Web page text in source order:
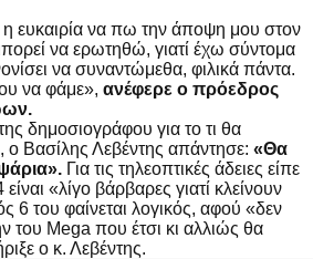
ευκαιρία να πω την άποψη μου στον
να ερωτηθώ, γιατί έχω σύντομα
να συναντώμεθα, φιλικά πάντα.
να φάμε», ανέφερε ο πρόεδρος
δημοσιογράφου για το τι θα
ο Βασίλης Λεβέντης απάντησε: «Θα
Για τις τηλεοπτικές άδειες είπε
«λίγο βάρβαρες γιατί κλείνουν
6 του φαίνεται λογικός, αφού «δεν
του Mega που έτσι κι αλλιώς θα
ο κ. Λεβέντης.